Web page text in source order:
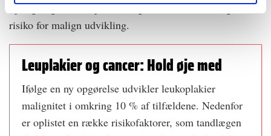
opfølgning af leukoplakien afgørende, da der er øget
risiko for malign udvikling.
Leuplakier og cancer: Hold øje med
Ifølge en ny opgørelse udvikler leukoplakier
malignitet i omkring 10 % af tilfældene. Nedenfor
er oplistet en række risikofaktorer, som tandlægen